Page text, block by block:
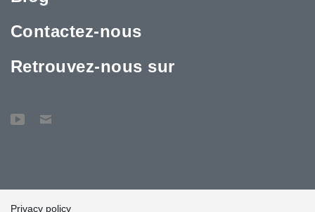
Contactez-nous
Retrouvez-nous sur
Privacy policy